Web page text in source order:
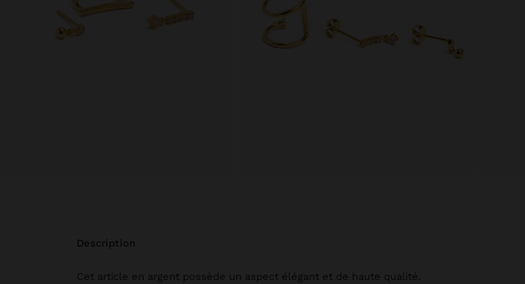
description
Cet article en argent possède un aspect élégant et de haute qualité.